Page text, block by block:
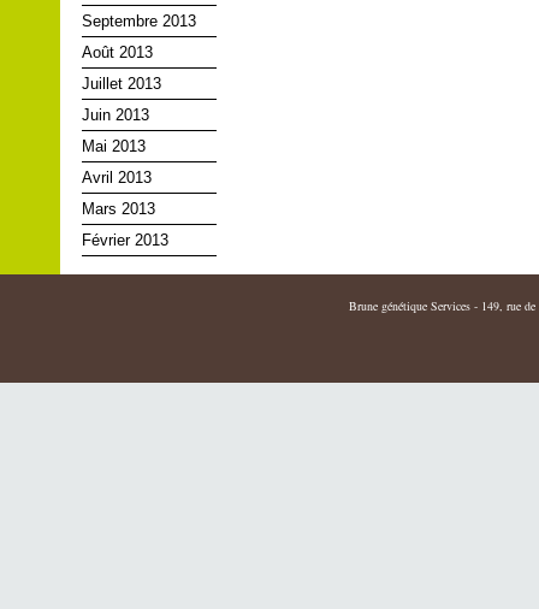
Septembre 2013
Août 2013
Juillet 2013
Juin 2013
Mai 2013
Avril 2013
Mars 2013
Février 2013
Brune génétique Services - 149, rue